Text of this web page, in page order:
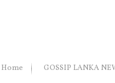
Home GOSSIP LANKA